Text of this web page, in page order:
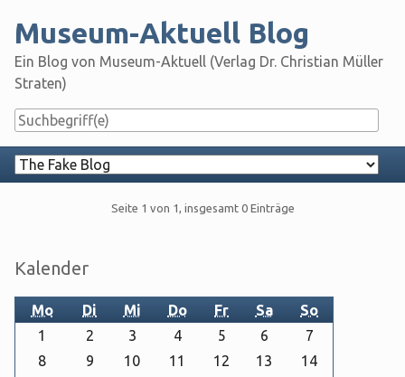
content
Museum-Aktuell Blog
Ein Blog von Museum-Aktuell (Verlag Dr. Christian Müller
Straten)
Navigation
Seite 1 von 1, insgesamt 0 Einträge
Seitenleiste
Kalender
Mo Di Mi Do Fr Sa So
1 2 3 4 5 6
7
8
9 10 11 12 13
14